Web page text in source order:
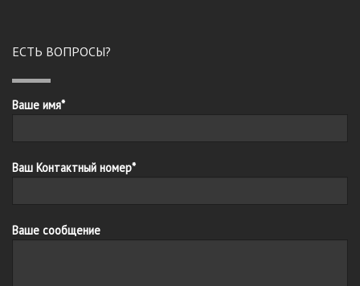
ЕСТЬ ВОПРОСЫ?
Ваше имя*
Ваш Контактный номер*
Ваше сообщение